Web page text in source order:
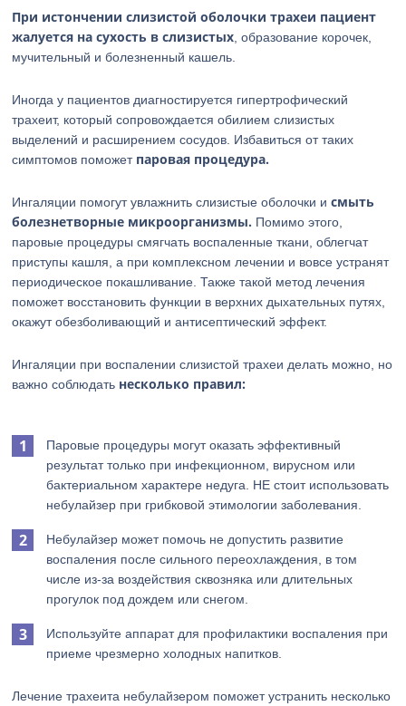
При истончении слизистой оболочки трахеи пациент
жалуется на сухость в слизистых , образование корочек,
мучительный и болезненный кашель.
Иногда у пациентов диагностируется гипертрофический
трахеит, который сопровождается обилием слизистых
выделений и расширением сосудов. Избавиться от таких
симптомов поможет паровая процедура.
Ингаляции помогут увлажнить слизистые оболочки исмыть
болезнетворные микроорганизмы. Помимо этого,
паровые процедуры смягчать воспаленные ткани, облегчат
приступы кашля, а при комплексном лечении и вовсе устранят
периодическое покашливание. Также такой метод лечения
поможет восстановить функции в верхних дыхательных путях,
окажут обезболивающий и антисептический эффект.
Ингаляции при воспалении слизистой трахеи делать можно, но
важно соблюдать несколько правил:
Паровые процедуры могут оказать эффективный
результат только при инфекционном, вирусном или
бактериальном характере недуга. НЕ стоит использовать
небулайзер при грибковой этимологии заболевания.
Небулайзер может помочь не допустить развитие
воспаления после сильного переохлаждения, в том
числе из-за воздействия сквозняка или длительных
прогулок под дождем или снегом.
Используйте аппарат для профилактики воспаления при
приеме чрезмерно холодных напитков.
Лечение трахеита небулайзером поможет устранить несколько